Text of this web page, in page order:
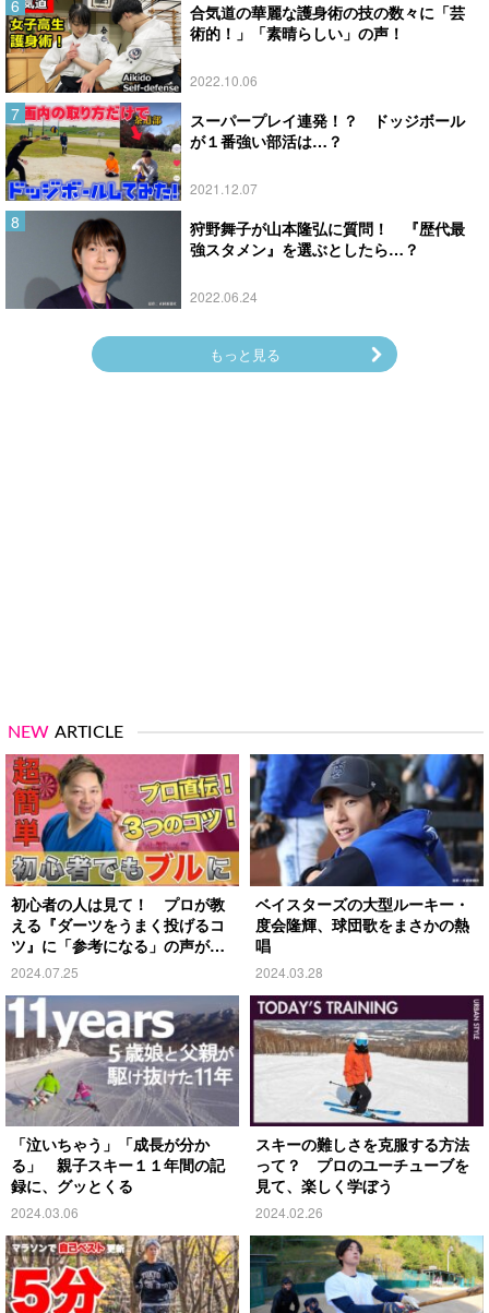
合気道の華麗な護身術の技の数々に「芸
術的！」「素晴らしい」の声！
2022.10.06
スーパープレイ連発！？ ドッジボール
が１番強い部活は…？
2021.12.07
狩野舞子が山本隆弘に質問！ 『歴代最
強スタメン』を選ぶとしたら…？
2022.06.24
もっと見る
NEW ARTICLE
初心者の人は見て！ プロが教
える『ダーツをうまく投げるコ
ツ』に「参考になる」の声が続
出
2024.07.25
ベイスターズの大型ルーキー・
度会隆輝、球団歌をまさかの熱
唱
2024.03.28
「泣いちゃう」「成長が分か
る」 親子スキー１１年間の記
録に、グッとくる
2024.03.06
スキーの難しさを克服する方法
って？ プロのユーチューブを
見て、楽しく学ぼう
2024.02.26